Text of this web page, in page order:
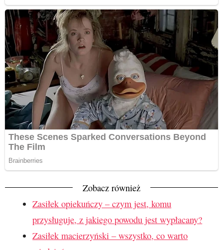
Zobacz również
Zasiłek opiekuńczy – czym jest, komu
przysługuje, z jakiego powodu jest wypłacany?
Zasiłek macierzyński – wszystko, co warto